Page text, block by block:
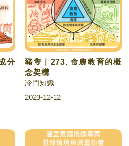
分
豬隻｜273. 食農教育的概
念架構
冷門知識
2023-12-12